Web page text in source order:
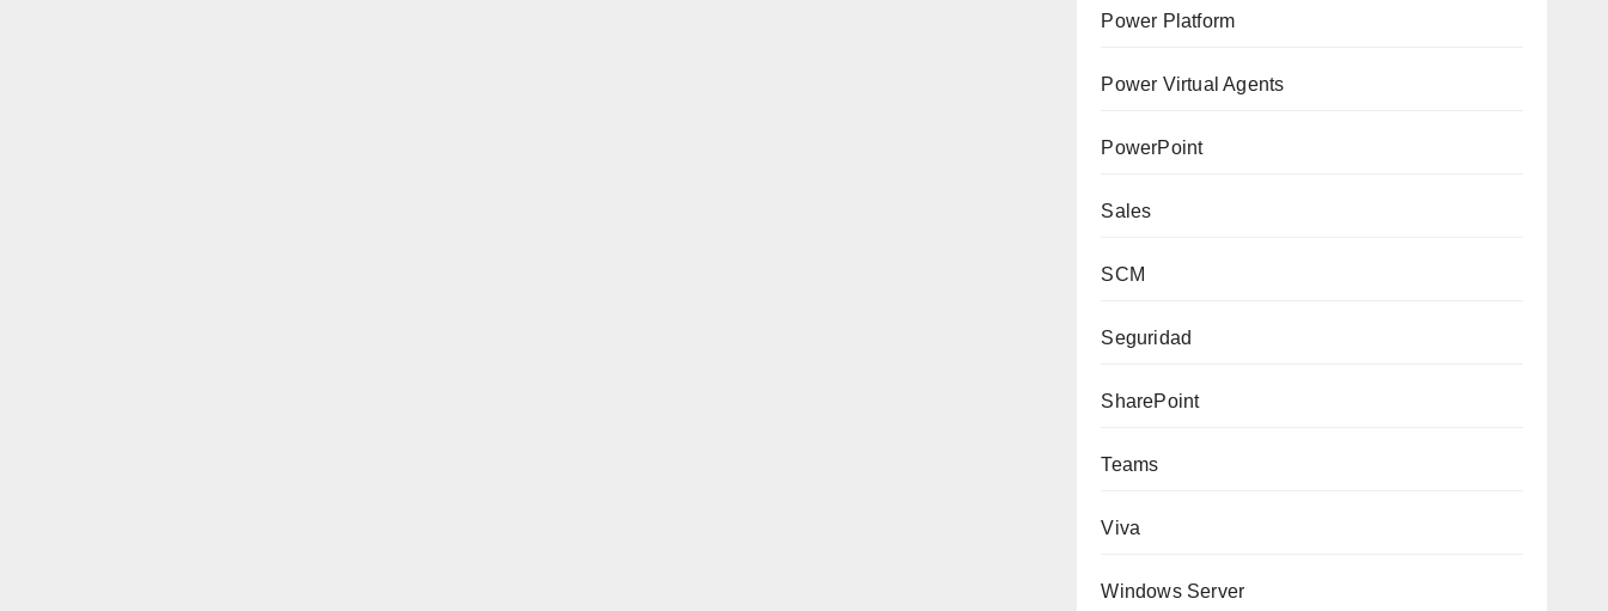
Power Platform
Power Virtual Agents
PowerPoint
Sales
SCM
Seguridad
SharePoint
Teams
Viva
Windows Server